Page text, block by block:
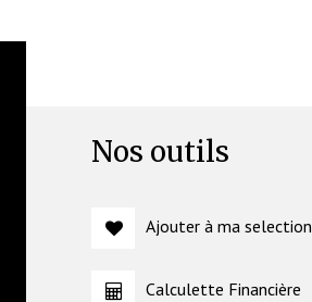
Nos outils
Ajouter à ma selection
Calculette Financière